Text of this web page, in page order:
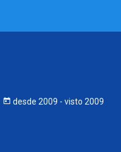
desde 2009 - visto 2009